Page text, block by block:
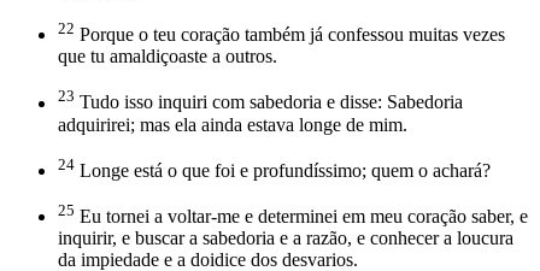
22 Porque o teu coração também já confessou muitas vezes
que tu amaldiçoaste a outros.
23 Tudo isso inquiri com sabedoria e disse: Sabedoria
adquirirei; mas ela ainda estava longe de mim.
24 Longe está o que foi e profundíssimo; quem o achará?
25 Eu tornei a voltar-me e determinei em meu coração saber, e
inquirir, e buscar a sabedoria e a razão, e conhecer a loucura
da impiedade e a doidice dos desvarios.